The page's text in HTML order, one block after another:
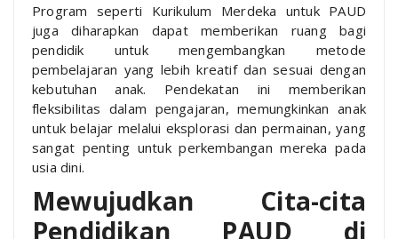
Program seperti Kurikulum Merdeka untuk PAUD
juga diharapkan dapat memberikan ruang bagi
pendidik untuk mengembangkan metode
pembelajaran yang lebih kreatif dan sesuai dengan
kebutuhan anak. Pendekatan ini memberikan
fleksibilitas dalam pengajaran, memungkinkan anak
untuk belajar melalui eksplorasi dan permainan, yang
sangat penting untuk perkembangan mereka pada
usia dini.
Mewujudkan Cita-cita
Pendidikan PAUD di